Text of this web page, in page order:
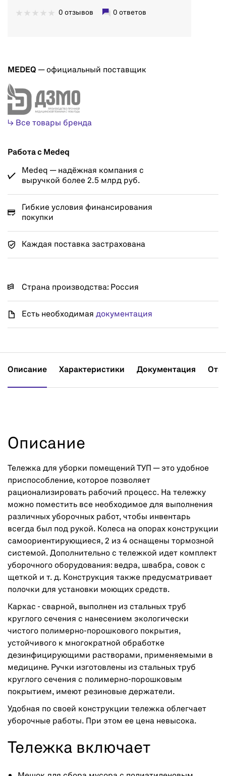
0 отзывов 0 ответов
MEDEQ — официальный поставщик
↳ Все товары бренда
Работа с Medeq
Medeq — надёжная компания с
выручкой более 2.5 млрд руб.
Гибкие условия финансирования
покупки
Каждая поставка застрахована
Страна производства: Россия
Есть необходимая документация
Описание Характеристики Документация
Описание
Тележка для уборки помещений ТУП — это удобное
приспособление, которое позволяет
рационализировать рабочий процесс. На тележку
можно поместить все необходимое для выполнения
различных уборочных работ, чтобы инвентарь
всегда был под рукой. Колеса на опорах конструкции
самоориентирующиеся, 2 из 4 оснащены тормозной
системой. Дополнительно с тележкой идет комплект
уборочного оборудования: ведра, швабра, совок с
щеткой и т. д. Конструкция также предусматривает
полочки для установки моющих средств.
Каркас - сварной, выполнен из стальных труб
круглого сечения с нанесением экологически
чистого полимерно-порошкового покрытия,
устойчивого к многократной обработке
дезинфицирующими растворами, применяемыми в
медицине. Ручки изготовлены из стальных труб
круглого сечения с полимерно-порошковым
покрытием, имеют резиновые держатели.
Удобная по своей конструкции тележка облегчает
уборочные работы. При этом ее цена невысока.
Тележка включает